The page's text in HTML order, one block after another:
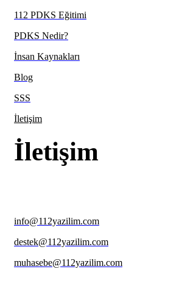
112 PDKS Eğitimi
PDKS Nedir?
İnsan Kaynakları
Blog
SSS
İletişim
İletişim
info@112yazilim.com
destek@112yazilim.com
muhasebe@112yazilim.com